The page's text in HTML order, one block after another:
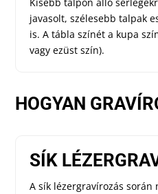
javasolt, szélesebb talpak
is. A tábla színét a kupa
vagy ezüst szín).
HOGYAN
SÍK
A sík lézergravírozás